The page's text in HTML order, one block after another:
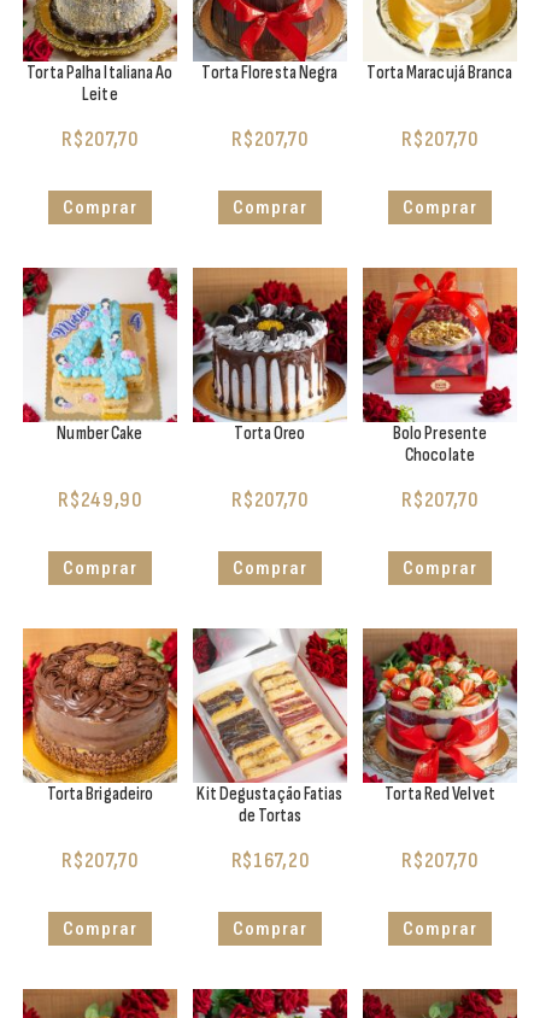
Torta Palha Italiana Ao
Leite
R$207,70
Comprar
Torta Floresta Negra
R$207,70
Comprar
Torta Maracujá Branca
R$207,70
Comprar
Number Cake
R$249,90
Comprar
Torta Oreo
R$207,70
Comprar
Bolo Presente
Chocolate
R$207,70
Comprar
Torta Brigadeiro
R$207,70
Comprar
Kit Degustação Fatias
de Tortas
R$167,20
Comprar
Torta Red Velvet
R$207,70
Comprar